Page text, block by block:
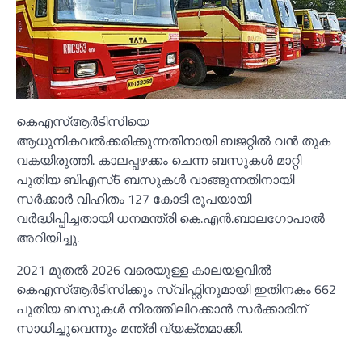
കെഎസ്‌ആർടിസിയെ
ആധുനികവല്‍ക്കരിക്കുന്നതിനായി ബജറ്റില്‍ വൻ തുക
വകയിരുത്തി. കാലപ്പഴക്കം ചെന്ന ബസുകള്‍ മാറ്റി
പുതിയ ബിഎസ്6 ബസുകള്‍ വാങ്ങുന്നതിനായി
സർക്കാർ വിഹിതം 127 കോടി രൂപയായി
വർദ്ധിപ്പിച്ചതായി ധനമന്ത്രി കെ.എൻ.ബാലഗോപാല്‍
അറിയിച്ചു.
2021 മുതല്‍ 2026 വരെയുള്ള കാലയളവില്‍
കെഎസ്‌ആർടിസിക്കും സ്വിഫ്റ്റിനുമായി ഇതിനകം 662
പുതിയ ബസുകള്‍ നിരത്തിലിറക്കാൻ സർക്കാരിന്
സാധിച്ചുവെന്നും മന്ത്രി വ്യക്തമാക്കി.